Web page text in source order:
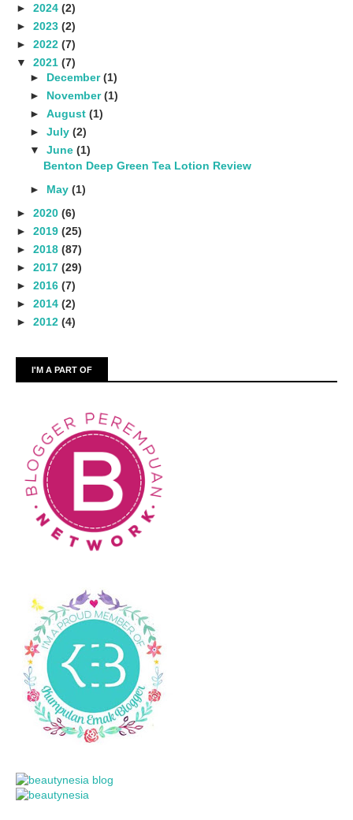
► 2024 (2)
► 2023 (2)
► 2022 (7)
▼ 2021 (7)
► December(1)
► November(1)
► August (1)
► July (2)
▼ June (1)
Benton Deep Green Tea Lotion Review
► May (1)
► 2020 (6)
► 2019 (25)
► 2018 (87)
► 2017 (29)
► 2016 (7)
► 2014 (2)
► 2012 (4)
I'M A PART OF